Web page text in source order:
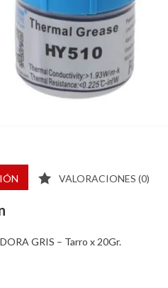
VALORACIONES (0)
GRIS – Tarro x 20Gr.